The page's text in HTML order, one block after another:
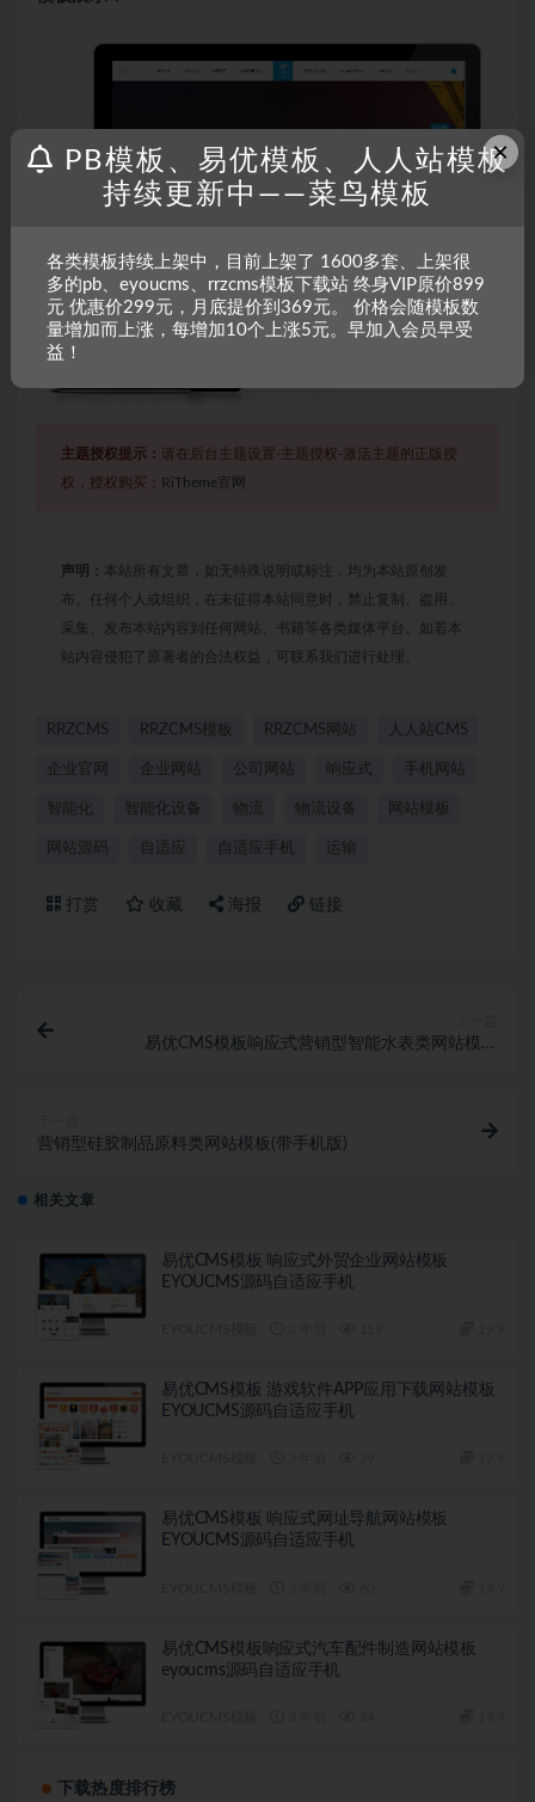
主题授权提示： 请在后台主题设置-主题授权-激活主题的正版授
权，授权购买： RiTheme官网
声明： 本站所有文章，如无特殊说明或标注，均为本站原创发
布。任何个人或组织，在未征得本站同意时，禁止复制、盗用、
采集、发布本站内容到任何网站、书籍等各类媒体平台。如若本
站内容侵犯了原著者的合法权益，可联系我们进行处理。
RRZCMS RRZCMS模板 RRZCMS网站 人人站CMS
企业官网 企业网站 公司网站 响应式 手机网站
智能化 智能化设备 物流 物流设备 网站模板
网站源码 自适应 自适应手机 运输
打赏 收藏 海报 链接
易优CMS模板响应式营销型智能水表类网站模板
营销型硅胶制品原料类网站模板(带手机版)
相关文章
易优CMS模板 响应式外贸企业网站模板
EYOUCMS源码自适应手机
易优CMS模板 游戏软件APP应用下载网站模板
EYOUCMS源码自适应手机
易优CMS模板 响应式网址导航网站模板
EYOUCMS源码自适应手机
易优CMS模板响应式汽车配件制造网站模板
eyoucms源码自适应手机
下载热度排行榜
×
PB模板、易优模板、人人站模板
持续更新中——菜鸟模板
各类模板持续上架中，目前上架了 1600多套、上架很
多的pb、eyoucms、rrzcms模板下载站 终身VIP原价899
元 优惠价299元，月底提价到369元。 价格会随模板数
量增加而上涨，每增加10个上涨5元。早加入会员早受
益！